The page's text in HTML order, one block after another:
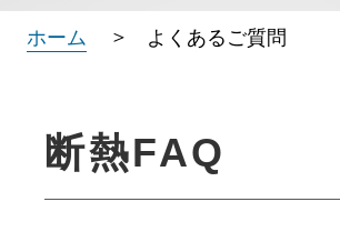
ホーム よくあるご質問
断熱FAQ